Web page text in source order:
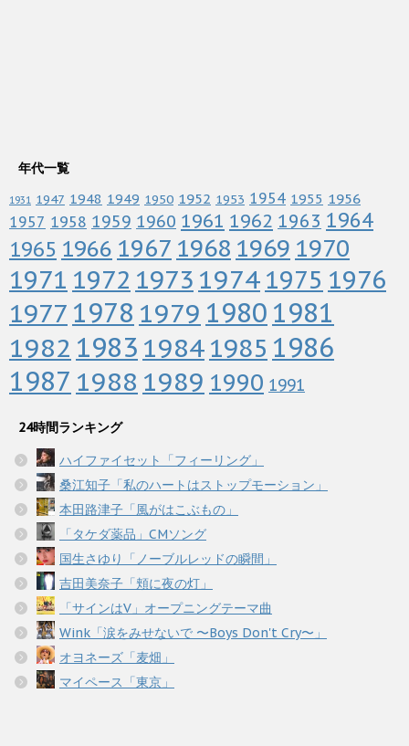
年代一覧
1931 1947 1948 1949 1950 1952 1953 1954 1955 1956
1957 1958 1959 1960 1961 1962 1963 1964
1965 1966 1967 1968 1969 1970
1971 1972 1973 1974 1975 1976
1977 1978 1979 1980 1981
1982 1983 19841985 1986
1987 1988 1989 1990 1991
24時間ランキング
ハイファイセット「フィーリング」
桑江知子「私のハートはストップモーション」
本田路津子「風がはこぶもの」
「タケダ薬品」CMソング
国生さゆり「ノーブルレッドの瞬間」
吉田美奈子「頬に夜の灯」
「サインはV」オープニングテーマ曲
Wink「涙をみせないで 〜Boys Don't Cry〜」
オヨネーズ「麦畑」
マイペース「東京」